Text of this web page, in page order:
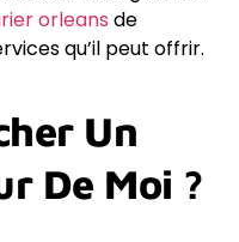
orleans de
qu’il peut offrir.
Un
De Moi ?